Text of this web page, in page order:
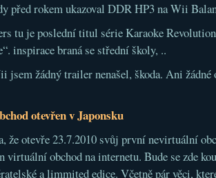
před rokem ukazoval DDR HP3 na Wii
tu je poslední titul série Karaoke
inspirace braná se střední školy, ..
jsem žádný trailer nenašel, škoda. Ani žádné
otevřen v Japonsku
že otevře 23.7.2010 svůj první nevirtuální
virtuální obchod na internetu. Bude se zde
a limmited edice. Včetně pár věci,